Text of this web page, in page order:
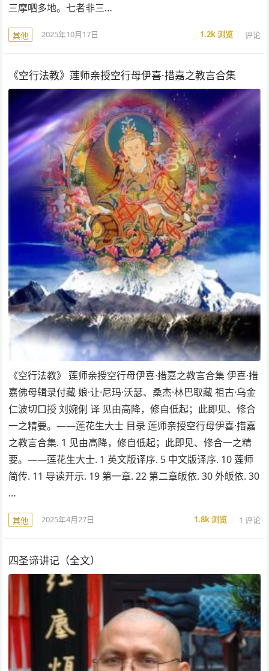
三摩呬多地。七者非三…
其他 2025年10月17日 1.2k浏览 评论
《空行法教》莲师亲授空行母伊喜·措嘉之教言合集
《空行法教》 莲师亲授空行母伊喜·措嘉之教言合集 伊喜·措
嘉佛母辑录付藏 娘·让·尼玛·沃瑟、桑杰·林巴取藏 祖古·乌金
仁波切口授 刘婉俐 译 见由高降，修自低起；此即见、修合
一之精要。——莲花生大士 目录 莲师亲授空行母伊喜·措嘉
之教言合集. 1 见由高降，修自低起；此即见、修合一之精
要。——莲花生大士. 1 英文版译序. 5 中文版译序. 10 莲师
简传. 11 导读开示. 19 第一章. 22 第二章皈依. 30 外皈依. 30
…
其他 2025年4月27日 1.8k浏览 1 评论
四圣谛讲记（全文）